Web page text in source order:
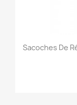
Sacoches De